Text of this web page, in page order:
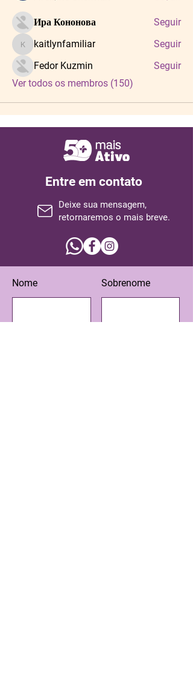
Ира Кононова Seguir
kaitlynfamiliar
kaitlynfamiliar
Seguir
Fedor Kuzmin
Seguir
Ver todos os membros (150)
Entre em contato
Deixe sua mensagem,
retornaremos o mais breve.
Nome Sobrenome